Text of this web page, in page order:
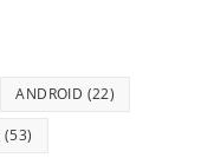
ANDROID (22)
(53)